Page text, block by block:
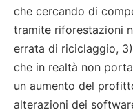
che cercando di
tramite riforestazioni
errata di riciclaggio,
che in realtà non
un aumento del
alterazioni dei